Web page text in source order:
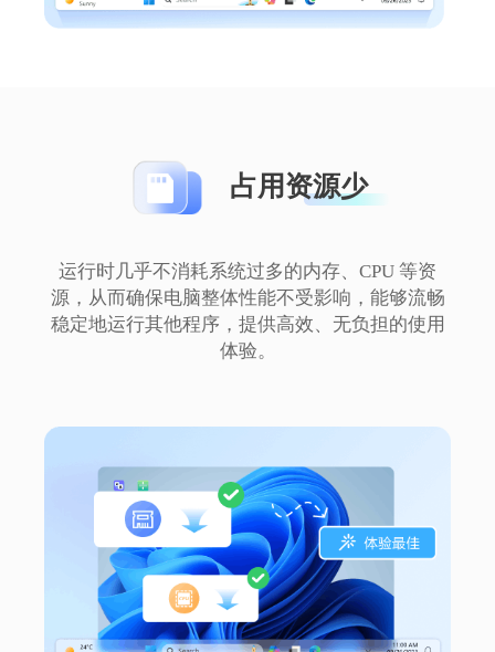
占用资源少
运行时几乎不消耗系统过多的内存、CPU 等资
源，从而确保电脑整体性能不受影响，能够流畅
稳定地运行其他程序，提供高效、无负担的使用
体验。
西蓝花
后的任务栏让桌面颜值爆表，强烈推荐！
momo